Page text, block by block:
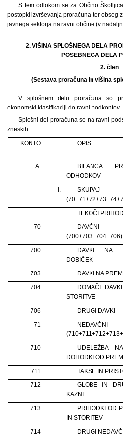
S tem odlokom se za Občino
postopki izvrševanja proračuna ter obseg
javnega sektorja na ravni občine (v
2. VIŠINA SPLOŠNEGA DELA
POSEBNEGA DELA
2. člen
(Sestava proračuna in višina
V splošnem delu proračuna so
ekonomski klasifikaciji do ravni podkontov.
Splošni del proračuna se na ravni
zneskih:
KONTO
OPIS
A.
BILANCA
ODHODKOV
I.
SKUPAJ
TEKOČI
70
DAVČNI
(700+703+704+706)
700
DAVKI NA
DOBIČEK
703
DAVKI NA
704
DOMAČI
STORITVE
706
DRUGI DAVKI
71
710
UDELEŽBA
DOHODKI OD
711
TAKSE IN
712
GLOBE IN
KAZNI
713
PRIHODKI OD
IN STORITEV
714
DRUGI